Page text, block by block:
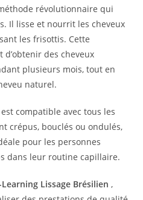
révolutionnaire qui
Il lisse et nourrit les cheveux
les frisottis. Cette
des cheveux
plusieurs mois, tout en
naturel.
compatible avec tous les
crépus, bouclés ou ondulés,
pour les personnes
dans leur routine capillaire.
Learning Lissage Brésilien ,